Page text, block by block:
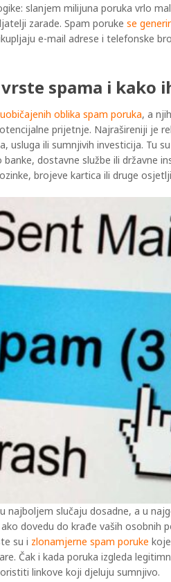
slanjem milijuna poruka vrlo
zarade. Spam porukese
e-mail adrese i telefonske
vrste spama i kako
oblika spam poruka, a
prijetnje. Najrašireniji je
usluga ili sumnjivih investicija. Tu
dostavne službe ili državne
brojeve kartica ili druge
najboljem slučaju dosadne, a u
dovedu do krađe vaših osobnih
su i zlonamjerne spam poruke
Čak i kada poruka izgleda
linkove koji djeluju sumnjivo.